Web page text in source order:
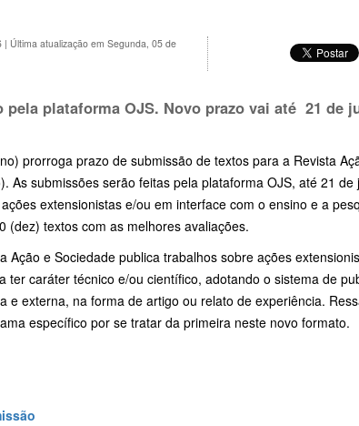
| Última atualização em Segunda, 05 de
plataforma OJS. Novo prazo vai até 21 de
prorroga prazo de submissão de textos para a Revista
As submissões serão feitas pela plataforma OJS, até 21 de
extensionistas e/ou em interface com o ensino e a
(dez) textos com as melhores avaliações.
Ação e Sociedade publica trabalhos sobre ações
ter caráter técnico e/ou científico, adotando o sistema de
e externa, na forma de artigo ou relato de experiência.
específico por se tratar da primeira neste novo formato.